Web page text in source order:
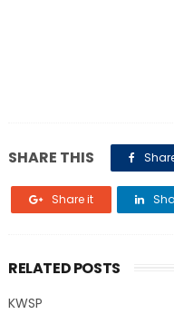
SHARE THIS
Share it
RELATED POSTS
KWSP